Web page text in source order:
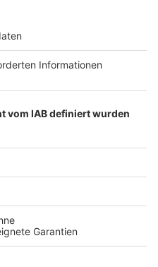
der Landesregierung